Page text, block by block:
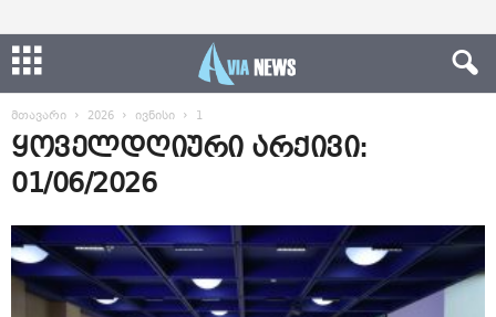
მთავარი 2026 ივნისი 1
ყოველდღიური არქივი:
01/06/2026